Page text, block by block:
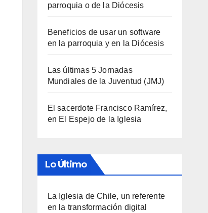
parroquia o de la Diócesis
Beneficios de usar un software
en la parroquia y en la Diócesis
Las últimas 5 Jornadas
Mundiales de la Juventud (JMJ)
El sacerdote Francisco Ramírez,
en El Espejo de la Iglesia
Lo Último
La Iglesia de Chile, un referente
en la transformación digital